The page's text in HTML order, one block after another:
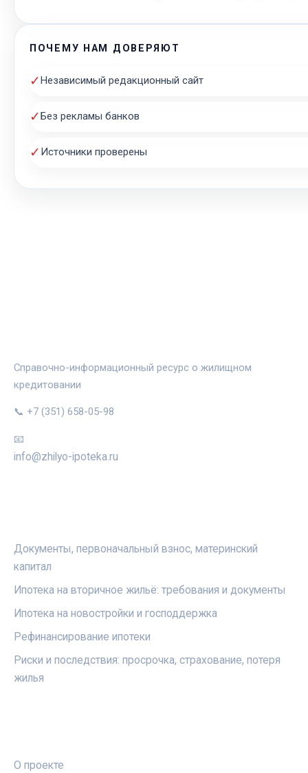
ПОЧЕМУ НАМ ДОВЕРЯЮТ
✓Независимый редакционный сайт
✓Без рекламы банков
✓ Источники проверены
Справочно-информационный ресурс о жилищном
кредитовании
📞 +7 (351) 658-05-98
📧
info@zhilyo-ipoteka.ru
Документы, первоначальный взнос, материнский
капитал
Ипотека на вторичное жильё: требования и документы
Ипотека на новостройки и господдержка
Рефинансирование ипотеки
Риски и последствия: просрочка, страхование, потеря
жилья
О проекте